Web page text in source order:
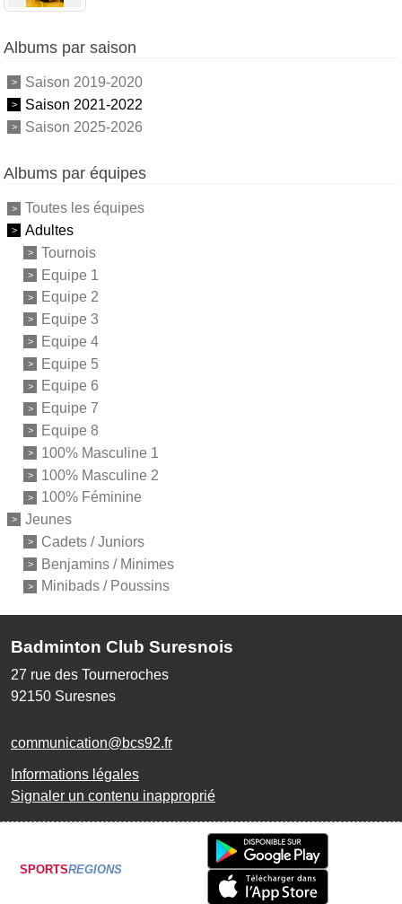
Albums par saison
Saison 2019-2020
Saison 2021-2022
Saison 2025-2026
Albums par équipes
Toutes les équipes
Adultes
Tournois
Equipe 1
Equipe 2
Equipe 3
Equipe 4
Equipe 5
Equipe 6
Equipe 7
Equipe 8
100% Masculine 1
100% Masculine 2
100% Féminine
Jeunes
Cadets / Juniors
Benjamins / Minimes
Minibads / Poussins
Badminton Club Suresnois
27 rue des Tourneroches
92150 Suresnes
communication@bcs92.fr
Informations légales
Signaler un contenu inapproprié
SPORTSREGIONS